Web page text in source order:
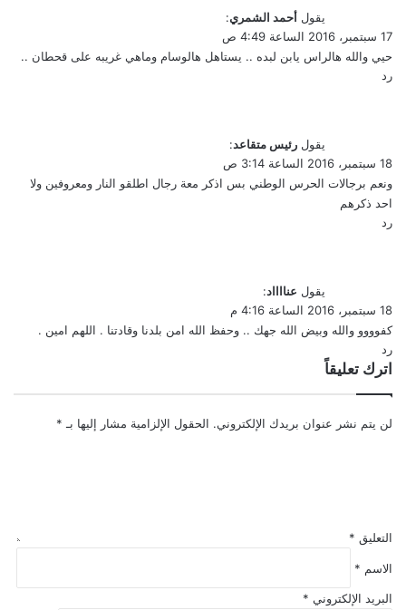
يقول أحمد الشمري:
17 سبتمبر، 2016 الساعة 4:49 ص
حيي والله هالراس يابن لبده .. يستاهل هالوسام وماهي غريبه على قحطان ..
رد
يقول رئيس متقاعد:
18 سبتمبر، 2016 الساعة 3:14 ص
ونعم برجالات الحرس الوطني بس اذكر معة رجال اطلقو النار ومعروفين ولا
احد ذكرهم
رد
يقول عنااااد:
18 سبتمبر، 2016 الساعة 4:16 م
كفوووو والله وبيض الله جهك .. وحفظ الله امن بلدنا وقادتنا . اللهم امين .
رد
اترك تعليقاً
لن يتم نشر عنوان بريدك الإلكتروني. الحقول الإلزامية مشار إليها بـ *
التعليق *
الاسم *
البريد الإلكتروني *